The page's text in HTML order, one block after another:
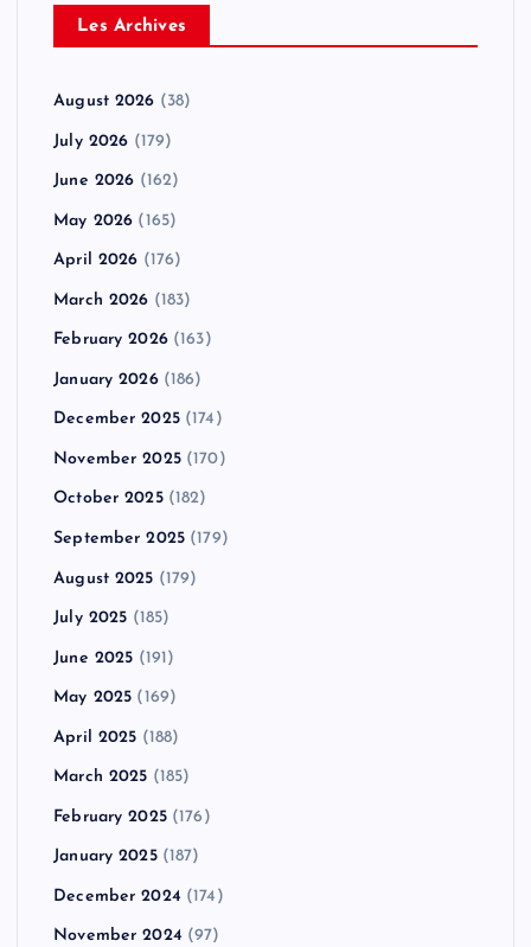
Les Archives
August 2026 (38)
July 2026 (179)
June 2026 (162)
May 2026 (165)
April 2026 (176)
March 2026 (183)
February 2026(163)
January 2026(186)
December 2025(174)
November 2025(170)
October 2025(182)
September 2025 (179)
August 2025 (179)
July 2025 (185)
June 2025 (191)
May 2025 (169)
April 2025 (188)
March 2025 (185)
February 2025(176)
January 2025(187)
December 2024 (174)
November 2024 (97)